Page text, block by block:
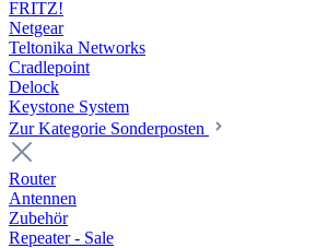
FRITZ!
Netgear
Teltonika Networks
Cradlepoint
Delock
Keystone System
Zur Kategorie Sonderposten
Router
Antennen
Zubehör
Repeater - Sale